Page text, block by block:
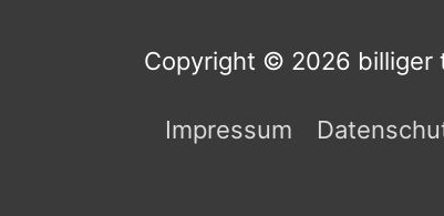
Copyright © 2026 billiger
Impressum